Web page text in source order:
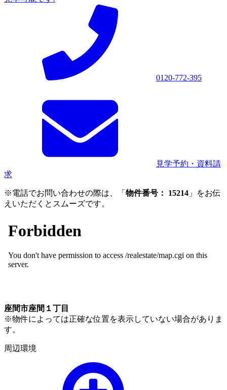
0120-772-395
見学予約・資料請
求
※電話でお問い合わせの際は、「 物件番号： 15214 」をお伝
えいただくとスムーズです。
座間市座間１丁目
※物件によっては正確な位置を表示していない場合がありま
す。
周辺環境